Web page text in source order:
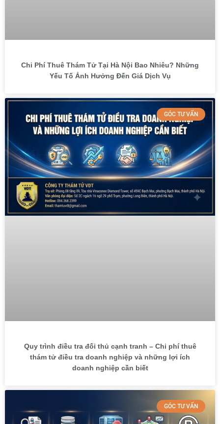
Chi Phí Thuê Thám Tử Tại Hà Nội Bao Nhiêu? Những
Yếu Tố Ảnh Hưởng Đến Giá Dịch Vụ
GÓC TƯ VẤN
Quy trình điều tra đối thủ cạnh tranh – Chi phí thuê
thám tử điều tra doanh nghiệp và những lợi ích
doanh nghiệp cần biết
GÓC TƯ VẤN